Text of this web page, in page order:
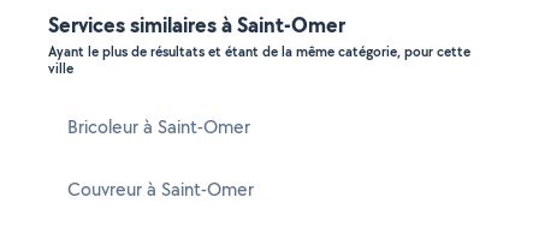
Services similaires à Saint-Omer
Ayant le plus de résultats et étant de la même catégorie, pour cette
ville
Bricoleur à Saint-Omer
Couvreur à Saint-Omer